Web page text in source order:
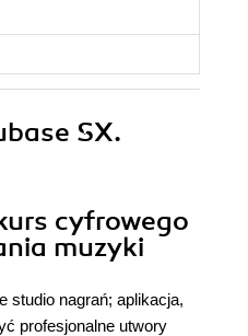
SX.
cyfrowego
muzyki
studio nagrań; aplikacja,
profesjonalne utwory